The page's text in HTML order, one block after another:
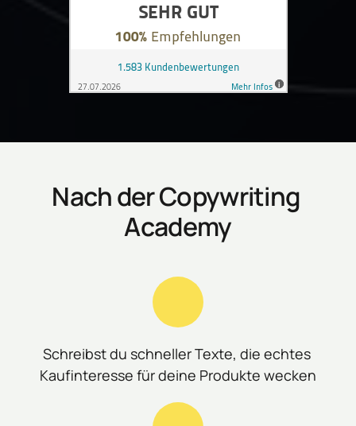
Nach der Copywriting
Academy
Schreibst du schneller Texte, die echtes
Kaufinteresse für deine Produkte wecken